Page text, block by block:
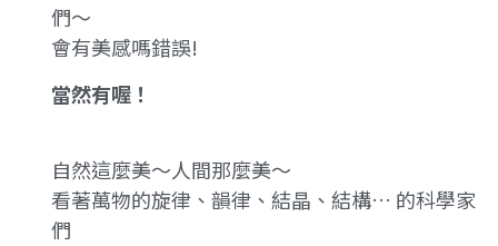
們～
會有美感嗎錯誤!
當然有喔！
自然這麼美～人間那麼美～
看著萬物的旋律、韻律、結晶、結構… 的科學家
們